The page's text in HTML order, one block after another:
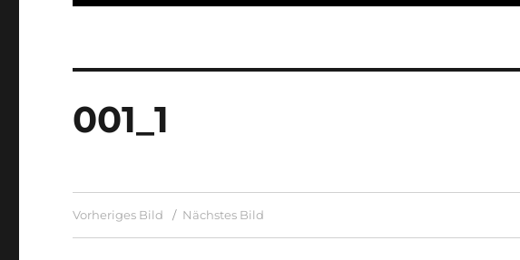
001_1
Vorheriges Bild Nächstes Bild